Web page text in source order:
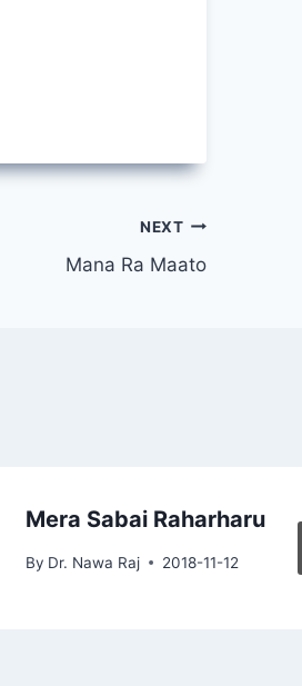
NEXT
Mana Ra Maato
Mera Sabai Raharharu
By Dr. Nawa Raj 2018-11-12